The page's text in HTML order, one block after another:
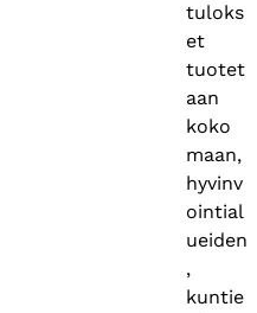
tuloks
et
tuotet
aan
koko
maan,
hyvinv
ointial
ueiden
,
kuntie